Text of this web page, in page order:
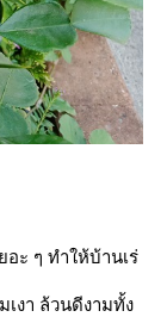
ะ ๆ ทำให้บ้านเร่
งา ล้วนดีงามทั้ง